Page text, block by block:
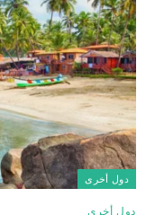
دول أخرى
دول أخرى